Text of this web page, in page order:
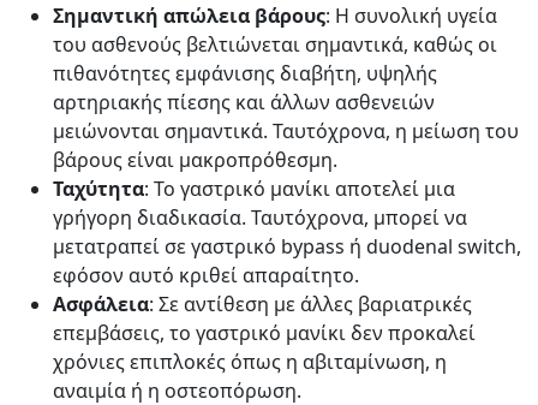
Σημαντική απώλεια βάρους: Η συνολική υγεία
του ασθενούς βελτιώνεται σημαντικά, καθώς οι
πιθανότητες εμφάνισης διαβήτη, υψηλής
αρτηριακής πίεσης και άλλων ασθενειών
μειώνονται σημαντικά. Ταυτόχρονα, η μείωση του
βάρους είναι μακροπρόθεσμη.
Ταχύτητα: Το γαστρικό μανίκι αποτελεί μια
γρήγορη διαδικασία. Ταυτόχρονα, μπορεί να
μετατραπεί σε γαστρικό bypass ή duodenal switch,
εφόσον αυτό κριθεί απαραίτητο.
Ασφάλεια: Σε αντίθεση με άλλες βαριατρικές
επεμβάσεις, το γαστρικό μανίκι δεν προκαλεί
χρόνιες επιπλοκές όπως η αβιταμίνωση, η
αναιμία ή η οστεοπόρωση.